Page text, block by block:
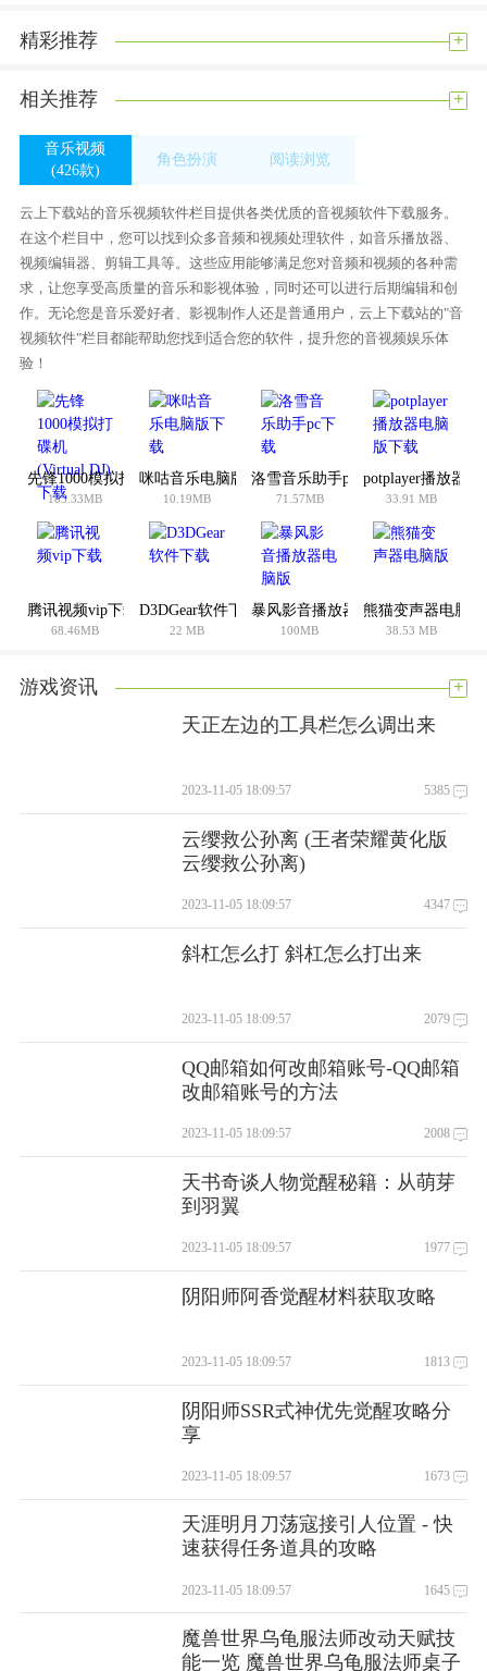
1、打开resolume arena的安装目录。
3、将下载好中文补丁复制到docs文件夹，选择替换文件夹，关
闭。
4、打开Resolume Arena，在顶部view的Language选择China
7。
5、重新打开软件就是中文页面。
精彩推荐 +
相关推荐 +
音乐视频
(426款)
角色扮演
阅读浏览
云上下载站的音乐视频软件栏目提供各类优质的音视频软件下载服务。
在这个栏目中，您可以找到众多音频和视频处理软件，如音乐播放器、
视频编辑器、剪辑工具等。这些应用能够满足您对音频和视频的各种需
求，让您享受高质量的音乐和影视体验，同时还可以进行后期编辑和创
作。无论您是音乐爱好者、影视制作人还是普通用户，云上下载站的"音
视频软件"栏目都能帮助您找到适合您的软件，提升您的音视频娱乐体
验！
先锋1000模拟打碟机(Virtual DJ)下载
185.33MB
咪咕音乐电脑版下载
10.19MB
洛雪音乐助手pc下载
71.57MB
potplayer播放器电
33.91 MB
腾讯视频vip下载
68.46MB
D3DGear软件下载
22 MB
暴风影音播放器电脑版
100MB
熊猫变声器电脑版
38.53 MB
游戏资讯 +
天正左边的工具栏怎么调出来
2023-11-05 18:09:57 5385
云缨救公孙离 (王者荣耀黄化版
云缨救公孙离)
2023-11-05 18:09:57 4347
斜杠怎么打 斜杠怎么打出来
2023-11-05 18:09:57 2079
QQ邮箱如何改邮箱账号-QQ邮箱
改邮箱账号的方法
2023-11-05 18:09:57 2008
天书奇谈人物觉醒秘籍：从萌芽
到羽翼
2023-11-05 18:09:57 1977
阴阳师阿香觉醒材料获取攻略
2023-11-05 18:09:57 1813
阴阳师SSR式神优先觉醒攻略分
享
2023-11-05 18:09:57 1673
天涯明月刀荡寇接引人位置 - 快
速获得任务道具的攻略
2023-11-05 18:09:57 1645
魔兽世界乌龟服法师改动天赋技
能一览 魔兽世界乌龟服法师桌子